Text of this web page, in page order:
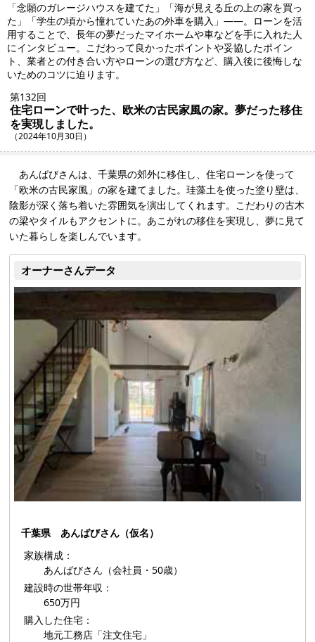
「念願のガレージハウスを建てた」「海が見える丘の上の家を買っ
た」「学生の頃から憧れていたあの外車を購入」――。ローンを活
用することで、長年の夢だったマイホームや車などを手に入れた人
にインタビュー。こだわって良かったポイントや妥協したポイン
ト、業者との付き合い方やローンの選び方など、購入後に後悔しな
いためのコツに迫ります。
第132回
住宅ローンで叶った、欧米の古民家風の家。夢だった移住
を実現しました。
（2024年10月30日）
あんばびさんは、千葉県の郊外に移住し、住宅ローンを使って
「欧米の古民家風」の家を建てました。珪藻土を使った塗り壁は、
陰影が深く落ち着いた雰囲気を演出してくれます。こだわりの古木
の梁やタイルもアクセントに。あこがれの移住を実現し、夢に見て
いた暮らしを楽しんでいます。
オーナーさんデータ
千葉県 あんばびさん（仮名）
家族構成：
あんばびさん（会社員・50歳）
建設時の世帯年収：
650万円
購入した住宅：
地元工務店「注文住宅」